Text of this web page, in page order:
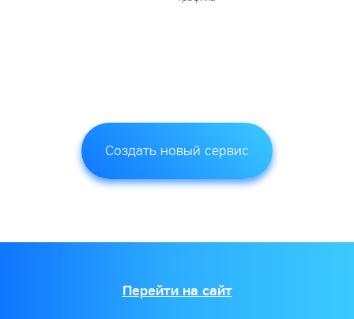
Создать новый сервис
Перейти на сайт